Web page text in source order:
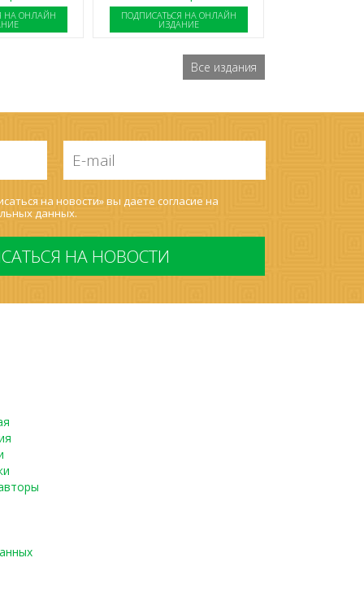
НА ОНЛАЙН ПОДПИСАТЬСЯ НА ОНЛАЙН
ИЗДАНИЕ
Все издания
mail
*
на новости» вы даете согласие на
данных.